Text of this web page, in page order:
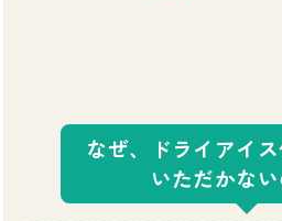
なぜ、ドライアイ
いただかな